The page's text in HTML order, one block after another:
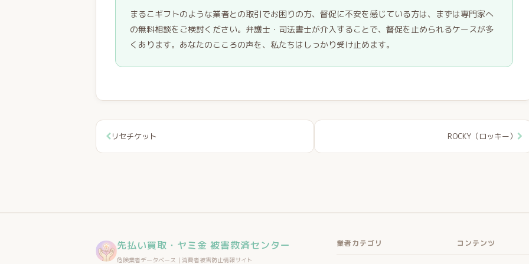
まるこギフトのような業者との取引でお困りの方、督促に不安を感じている方は、まずは専門家へ
の無料相談をご検討ください。弁護士・司法書士が介入することで、督促を止められるケースが多
くあります。あなたのこころの声を、私たちはしっかり受け止めます。
リセチケット ROCKY（ロッキー）
先払い買取・ヤミ金 被害救済センター
危険業者データベース｜消費者被害防止情報サイト
業者カテゴリ コンテンツ